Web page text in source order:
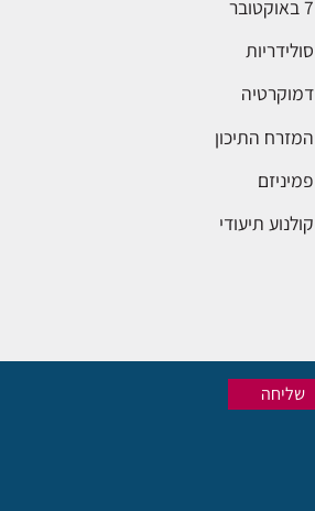
7 באוקטובר
סולידריות
דמוקרטיה
המזרח התיכון
פמיניזם
קולנוע תיעודי